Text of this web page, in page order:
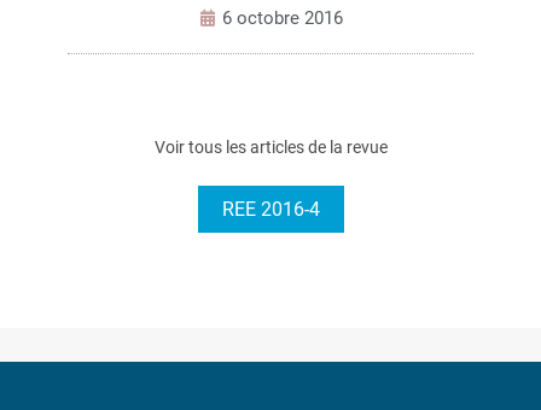
6 octobre 2016
Voir tous les articles de la revue
REE 2016-4